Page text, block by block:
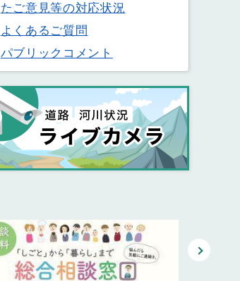
たご意見等の対応状況
よくあるご質問
パブリックコメント